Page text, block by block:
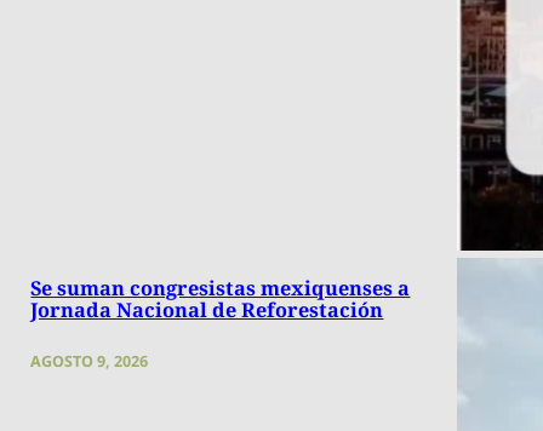
Se suman congresistas mexiquenses a
Jornada Nacional de Reforestación
AGOSTO 9, 2026